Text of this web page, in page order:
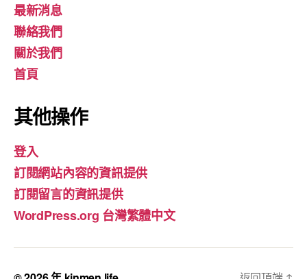
最新消息
聯絡我們
關於我們
首頁
其他操作
登入
訂閱網站內容的資訊提供
訂閱留言的資訊提供
WordPress.org 台灣繁體中文